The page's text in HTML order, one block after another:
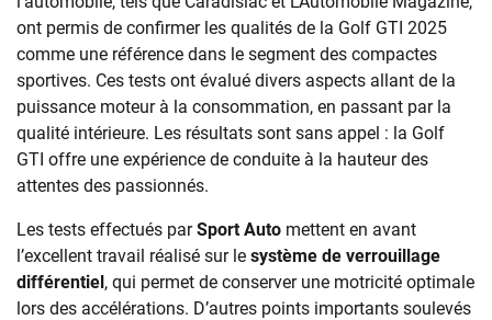
ont permis de confirmer les qualités de la Golf GTI 2025
comme une référence dans le segment des compactes
sportives. Ces tests ont évalué divers aspects allant de la
puissance moteur à la consommation, en passant par la
qualité intérieure. Les résultats sont sans appel : la Golf
GTI offre une expérience de conduite à la hauteur des
attentes des passionnés.
Les tests effectués parSport Auto mettent en avant
l’excellent travail réalisé sur le système de verrouillage
différentiel, qui permet de conserver une motricité optimale
lors des accélérations. D’autres points importants soulevés